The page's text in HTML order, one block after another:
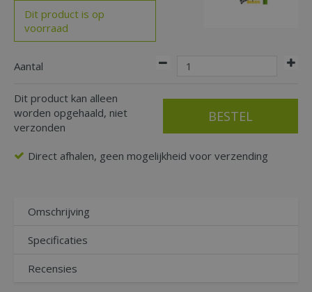
Dit product is op
voorraad
Aantal
Dit product kan alleen
worden opgehaald, niet
verzonden
Direct afhalen, geen mogelijkheid voor verzending
Omschrijving
Specificaties
Recensies